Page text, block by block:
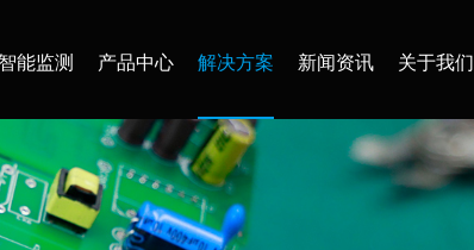
能监测 产品中心 解决方案 新闻资讯 关于我们